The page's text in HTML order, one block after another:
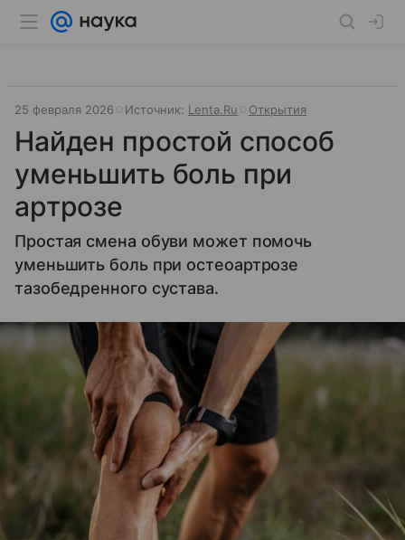
25 февраля 2026 Источник: Lenta.Ru Открытия
Найден простой способ
уменьшить боль при
артрозе
Простая смена обуви может помочь
уменьшить боль при остеоартрозе
тазобедренного сустава.